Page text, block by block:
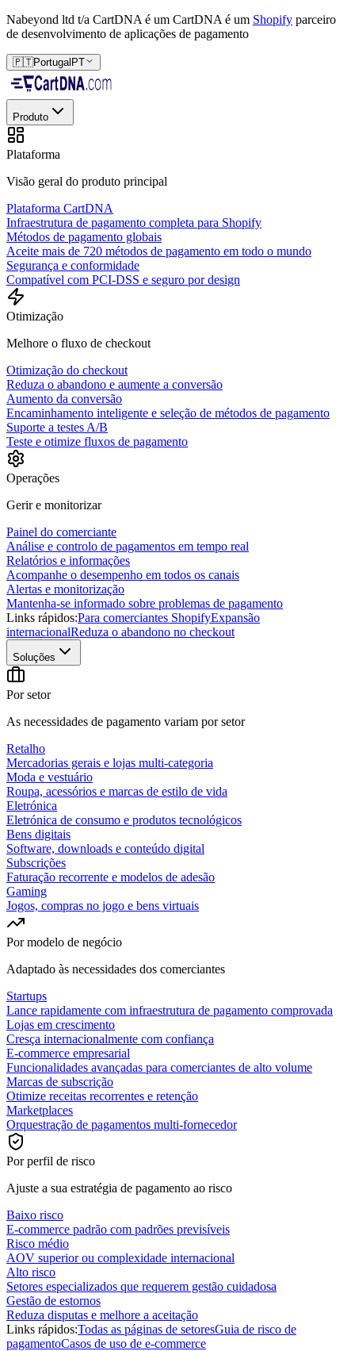
Nabeyond ltd t/a CartDNA é um CartDNA é um Shopify parceiro
de desenvolvimento de aplicações de pagamento
🇵🇹Portugal PT
Produto
Plataforma
Visão geral do produto principal
Plataforma CartDNA
Infraestrutura de pagamento completa para Shopify
Métodos de pagamento globais
Aceite mais de 720 métodos de pagamento em todo o mundo
Segurança e conformidade
Compatível com PCI-DSS e seguro por design
Otimização
Melhore o fluxo de checkout
Otimização do checkout
Reduza o abandono e aumente a conversão
Aumento da conversão
Encaminhamento inteligente e seleção de métodos de pagamento
Suporte a testes A/B
Teste e otimize fluxos de pagamento
Operações
Gerir e monitorizar
Painel do comerciante
Análise e controlo de pagamentos em tempo real
Relatórios e informações
Acompanhe o desempenho em todos os canais
Alertas e monitorização
Mantenha-se informado sobre problemas de pagamento
Links rápidos:Para comerciantes ShopifyExpansão
internacionalReduza o abandono no checkout
Soluções
Por setor
As necessidades de pagamento variam por setor
Retalho
Mercadorias gerais e lojas multi-categoria
Moda e vestuário
Roupa, acessórios e marcas de estilo de vida
Eletrónica
Eletrónica de consumo e produtos tecnológicos
Bens digitais
Software, downloads e conteúdo digital
Subscrições
Faturação recorrente e modelos de adesão
Gaming
Jogos, compras no jogo e bens virtuais
Por modelo de negócio
Adaptado às necessidades dos comerciantes
Startups
Lance rapidamente com infraestrutura de pagamento comprovada
Lojas em crescimento
Cresça internacionalmente com confiança
E-commerce empresarial
Funcionalidades avançadas para comerciantes de alto volume
Marcas de subscrição
Otimize receitas recorrentes e retenção
Marketplaces
Orquestração de pagamentos multi-fornecedor
Por perfil de risco
Ajuste a sua estratégia de pagamento ao risco
Baixo risco
E-commerce padrão com padrões previsíveis
Risco médio
AOV superior ou complexidade internacional
Alto risco
Setores especializados que requerem gestão cuidadosa
Gestão de estornos
Reduza disputas e melhore a aceitação
Links rápidos:Todas as páginas de setoresGuia de risco de
pagamentoCasos de uso de e-commerce